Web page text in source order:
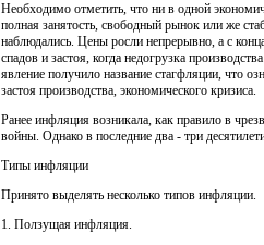
Необходимо отметить, что ни в одной
полная занятость, свободный рынок или же
наблюдались. Цены росли непрерывно, а с
спадов и застоя, когда недогрузка
явление получило название стагфляции, что
застоя производства, экономического кризиса.
Ранее инфляция возникала, как правило в
войны. Однако в последние два - три
Типы инфляции
Принято выделять несколько типов инфляции.
1. Ползущая инфляция.